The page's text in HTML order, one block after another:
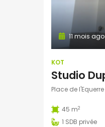
11 mois ago
KOT
45 m2
1 SDB privée